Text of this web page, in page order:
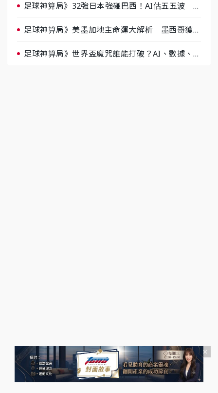
足球神算局》32強日本強碰巴西！AI估五五波 牛
足球神算局》美墨加地主命運大解析 墨西哥獲數
足球神算局》世界盃魔咒誰能打破？AI、數據、塔